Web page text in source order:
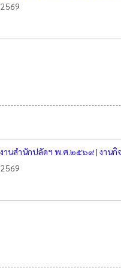
งานสำนักปลัดฯ พ.ศ.๒๕๖๙| งานกิ